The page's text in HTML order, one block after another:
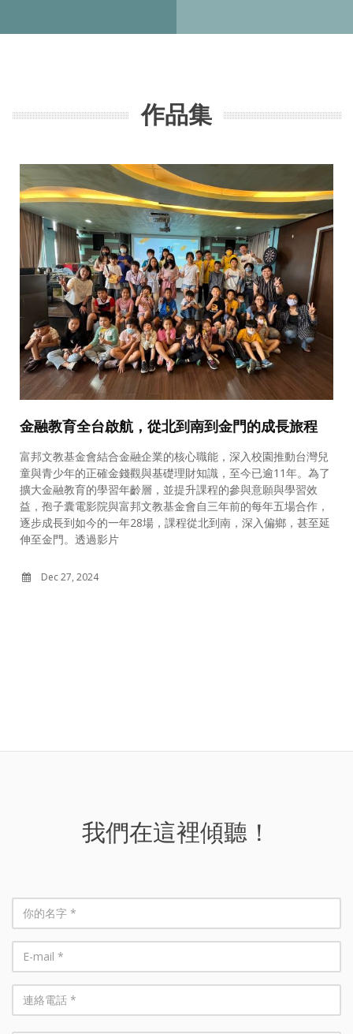
作品集
金融教育全台啟航，從北到南到金門的成長旅程
富邦文教基金會結合金融企業的核心職能，深入校園推動台灣兒
童與青少年的正確金錢觀與基礎理財知識，至今已逾11年。為了
擴大金融教育的學習年齡層，並提升課程的參與意願與學習效
益，孢子囊電影院與富邦文教基金會自三年前的每年五場合作，
逐步成長到如今的一年28場，課程從北到南，深入偏鄉，甚至延
伸至金門。透過影片
Dec 27, 2024
我們在這裡傾聽！